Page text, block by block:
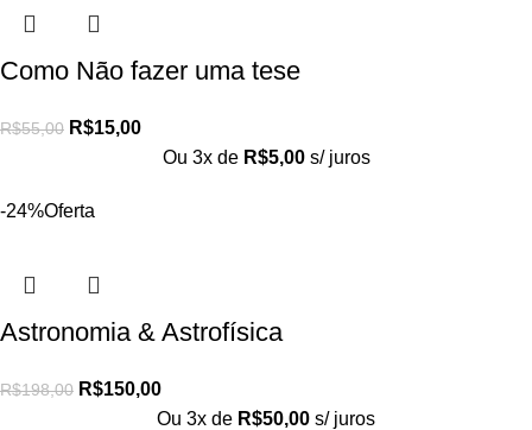
Como Não fazer uma tese
R$55,00 R$15,00
Ou 3x de R$5,00 s/ juros
-24%Oferta
Astronomia & Astrofísica
R$198,00 R$150,00
Ou 3x de R$50,00 s/ juros